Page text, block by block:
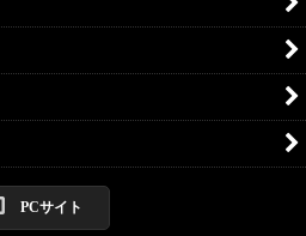
PCサイト